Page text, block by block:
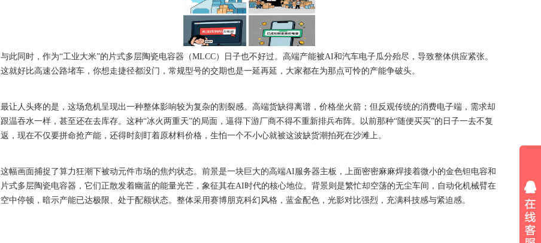
与此同时，作为“工业大米”的片式多层陶瓷电容器（MLCC）日子也不好过。高端产能被AI和汽车电子瓜分殆尽，导致整体供应紧张。
这就好比高速公路堵车，你想走捷径都没门，常规型号的交期也是一延再延，大家都在为那点可怜的产能争破头。
最让人头疼的是，这场危机呈现出一种整体影响较为复杂的割裂感。高端货缺得离谱，价格坐火箭；但反观传统的消费电子端，需求却
跟温吞水一样，甚至还在去库存。这种“冰火两重天”的局面，逼得下游厂商不得不重新排兵布阵。以前那种“随便买买”的日子一去不复
返，现在不仅要拼命抢产能，还得时刻盯着原材料价格，生怕一个不小心就被这波缺货潮拍死在沙滩上。
这幅画面捕捉了算力狂潮下被动元件市场的焦灼状态。前景是一块巨大的高端AI服务器主板，上面密密麻麻焊接着微小的金色钽电容和
片式多层陶瓷电容器，它们正散发着幽蓝的能量光芒，象征其在AI时代的核心地位。背景则是繁忙却空荡的无尘车间，自动化机械臂在
空中停顿，暗示产能已达极限、处于配额状态。整体采用赛博朋克科幻风格，蓝金配色，光影对比强烈，充满科技感与紧迫感。